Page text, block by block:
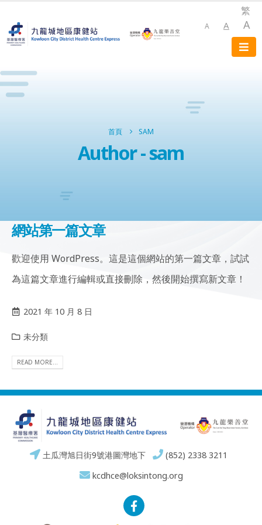
繁
A A A
首頁 SAM
Author - sam
網站第一篇文章
歡迎使用 WordPress。這是這個網站的第一篇文章，試試
為這篇文章進行編輯或直接刪除，然後開始撰寫新文章！
2021 年 10 月 8 日
未分類
READ MORE...
土瓜灣旭日街9號港圖灣地下
(852) 2338 3211
kcdhce@loksintong.org